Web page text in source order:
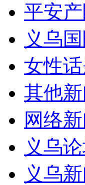
平安
义乌
女性
其他
网络
义乌
义乌